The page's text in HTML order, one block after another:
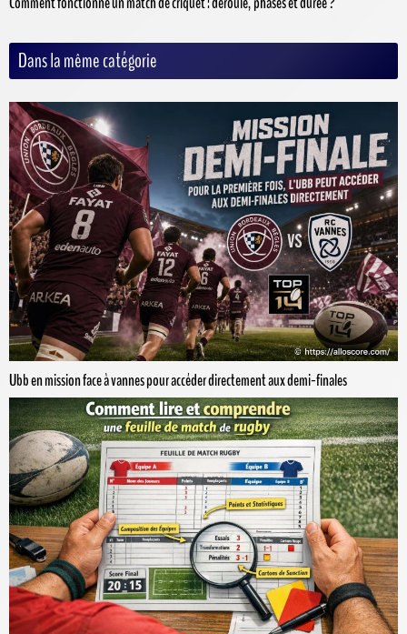
Dans la même catégorie
Ubb en mission face à vannes pour accéder directement aux demi-finales